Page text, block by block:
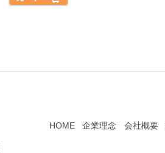
HOME 企業理念 会社概要